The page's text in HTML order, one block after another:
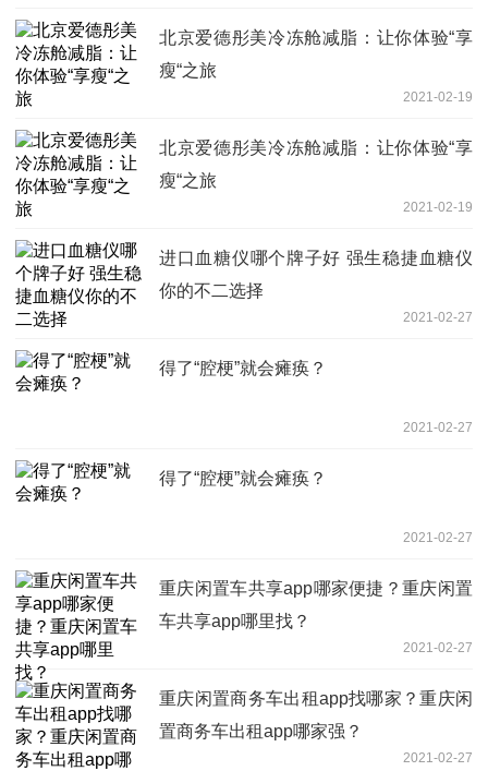
北京爱德彤美冷冻舱减脂：让你体验“享
瘦“之旅
2021-02-19
北京爱德彤美冷冻舱减脂：让你体验“享
瘦“之旅
2021-02-19
进口血糖仪哪个牌子好 强生稳捷血糖仪
你的不二选择
2021-02-27
得了“腔梗”就会瘫痪？
2021-02-27
得了“腔梗”就会瘫痪？
2021-02-27
重庆闲置车共享app哪家便捷？重庆闲置
车共享app哪里找？
2021-02-27
重庆闲置商务车出租app找哪家？重庆闲
置商务车出租app哪家强？
2021-02-27